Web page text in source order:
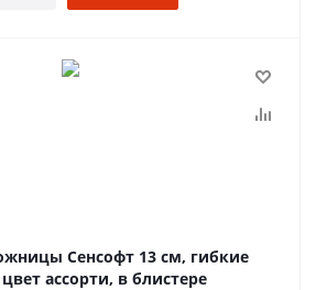
Сенсофт 13 см, гибкие
кольца, цвет ассорти, в блистере